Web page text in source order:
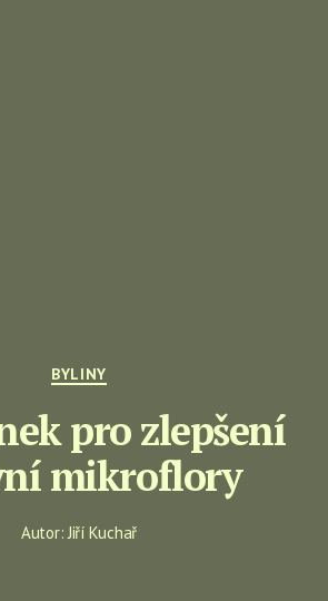
Rubriky
BYLINY
pro zlepšení
mikroflory
Autor:Jiří Kuchař